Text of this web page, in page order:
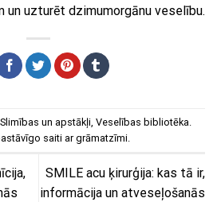
un uzturēt dzimumorgānu veselību.
Slimības un apstākļi Veselības bibliotēka
saiti ar grāmatzīmi.
SMILE acu ķirurģija: kas tā ir,
informācija un atveseļošanās